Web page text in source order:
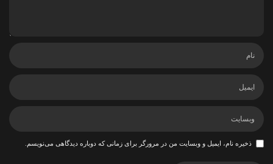
ذخیره نام، ایمیل و وبسایت من در مرورگر برای زمانی که دوباره دیدگاهی می‌نویسم.